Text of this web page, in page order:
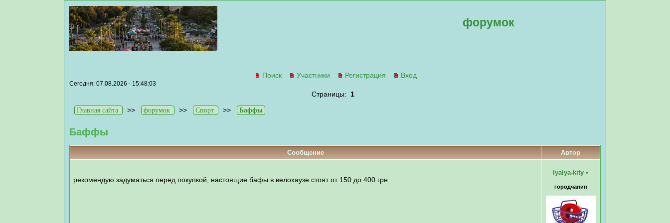
форумок
Поиск Участники Регистрация Вход
Сегодня: 07.08.2026 - 15:48:03
Страницы: 1
Главная сайта >> форумок >> Спорт >> Баффы
Баффы
Сообщение Автор
рекомендую задуматься перед покупкой, настоящие бафы в велохаузе стоят от 150 до 400 грн
lyalya-kity •
городчанин